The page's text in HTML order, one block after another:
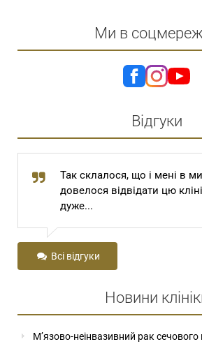
Ми в
Відгуки
Так склалося, що і мені в
довелося відвідати цю
дуже...
Всі відгуки
Новини
М’язово-неінвазивний рак сечового